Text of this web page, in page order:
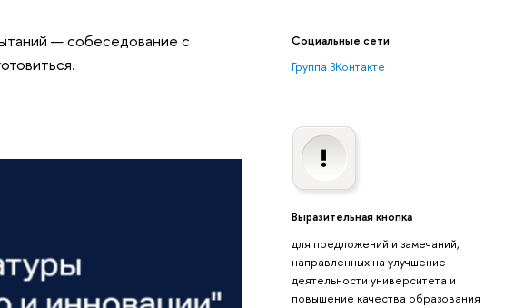
Социальные сети
Группа ВКонтакте
Выразительная кнопка
для предложений и замечаний,
направленных на улучшение
деятельности университета и
повышение качества образования
— собеседование с